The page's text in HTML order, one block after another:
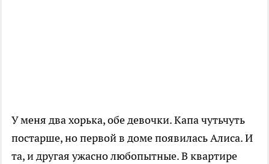
У меня два хорька, обе девочки. Капа чуть­чуть
постарше, но первой в доме появилась Алиса. И
та, и другая ужасно любопытные. В квартире